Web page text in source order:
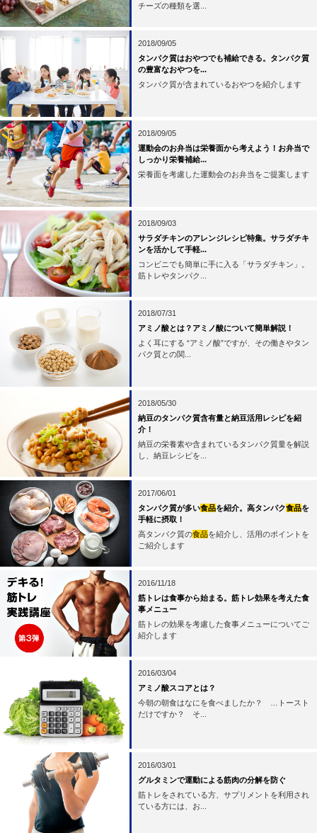
チーズの種類を選...
2018/09/05
タンパク質はおやつでも補給できる。タンパク質
の豊富なおやつを...
タンパク質が含まれているおやつを紹介します
2018/09/05
運動会のお弁当は栄養面から考えよう！お弁当で
しっかり栄養補給...
栄養面を考慮した運動会のお弁当をご提案します
2018/09/03
サラダチキンのアレンジレシピ特集。サラダチキ
ンを活かして手軽...
コンビニでも簡単に手に入る「サラダチキン」。
筋トレやタンパク...
2018/07/31
アミノ酸とは？アミノ酸について簡単解説！
よく耳にする “アミノ酸”ですが、その働きやタン
パク質との関...
2018/05/30
納豆のタンパク質含有量と納豆活用レシピを紹
介！
納豆の栄養素や含まれているタンパク質量を解説
し、納豆レシピを...
2017/06/01
タンパク質が多い食品を紹介。高タンパク食品を
手軽に摂取！
高タンパク質の食品を紹介し、活用のポイントを
ご紹介します
2016/11/18
筋トレは食事から始まる。筋トレ効果を考えた食
事メニュー
筋トレの効果を考慮した食事メニューについてご
紹介します
2016/03/04
アミノ酸スコアとは？
今朝の朝食はなにを食べましたか？ …トースト
だけですか？ そ...
2016/03/01
グルタミンで運動による筋肉の分解を防ぐ
筋トレをされている方、サプリメントを利用され
ている方には、お...